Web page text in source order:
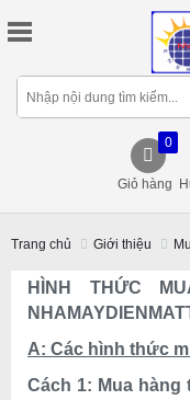
Giỏ hàng
0
Trang chủ Giới thiệu
HÌNH THỨC
NH
A: Các hình thức
Cách 1: Mua